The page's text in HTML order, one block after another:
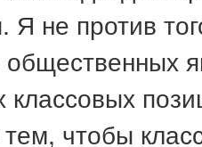
Я не против
классовых
тем, чтобы